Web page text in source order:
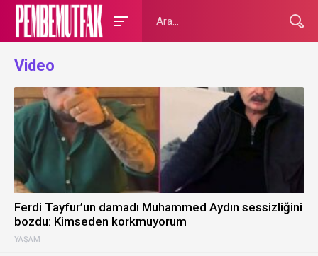
Video
YAŞAM
Ferdi Tayfur’un damadı Muhammed Aydın sessizliğini
bozdu: Kimseden korkmuyorum